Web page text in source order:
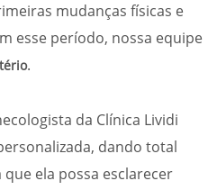
mudanças físicas e
esse período, nossa equipe
.
da Clínica Lividi
dando total
ela possa esclarecer